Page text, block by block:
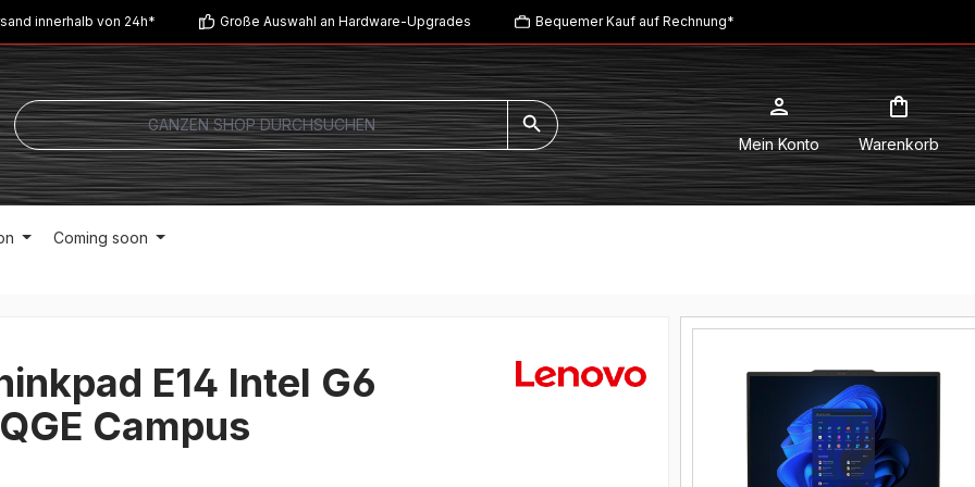
innerhalb von 24h* Große Auswahl an Hardware-Upgrades Bequemer Kauf auf Rechnung*
Mein Konto Warenkorb
Coming soon
E14 Intel G6
Campus